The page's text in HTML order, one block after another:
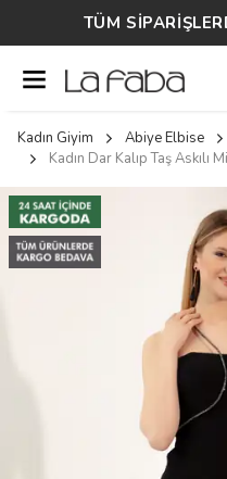
TÜM
Kadın Giyim Abiye Elbise
Kadın Dar Kalıp Taş Askılı